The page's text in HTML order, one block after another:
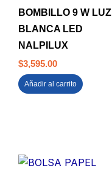
BOMBILLO 9 W LUZ
BLANCA LED
NALPILUX
$3,595.00
Añadir al carrito